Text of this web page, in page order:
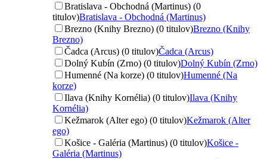
Bratislava - Obchodná (Martinus) (0
titulov)Bratislava - Obchodná (Martinus)
Brezno (Knihy Brezno) (0 titulov)Brezno (Knihy
Brezno)
Čadca (Arcus) (0 titulov)Čadca (Arcus)
Dolný Kubín (Zrno) (0 titulov)Dolný Kubín (Zrno)
Humenné (Na korze) (0 titulov)Humenné (Na
korze)
Ilava (Knihy Kornélia) (0 titulov)Ilava (Knihy
Kornélia)
Kežmarok (Alter ego) (0 titulov)Kežmarok (Alter
ego)
Košice - Galéria (Martinus) (0 titulov)Košice -
Galéria (Martinus)